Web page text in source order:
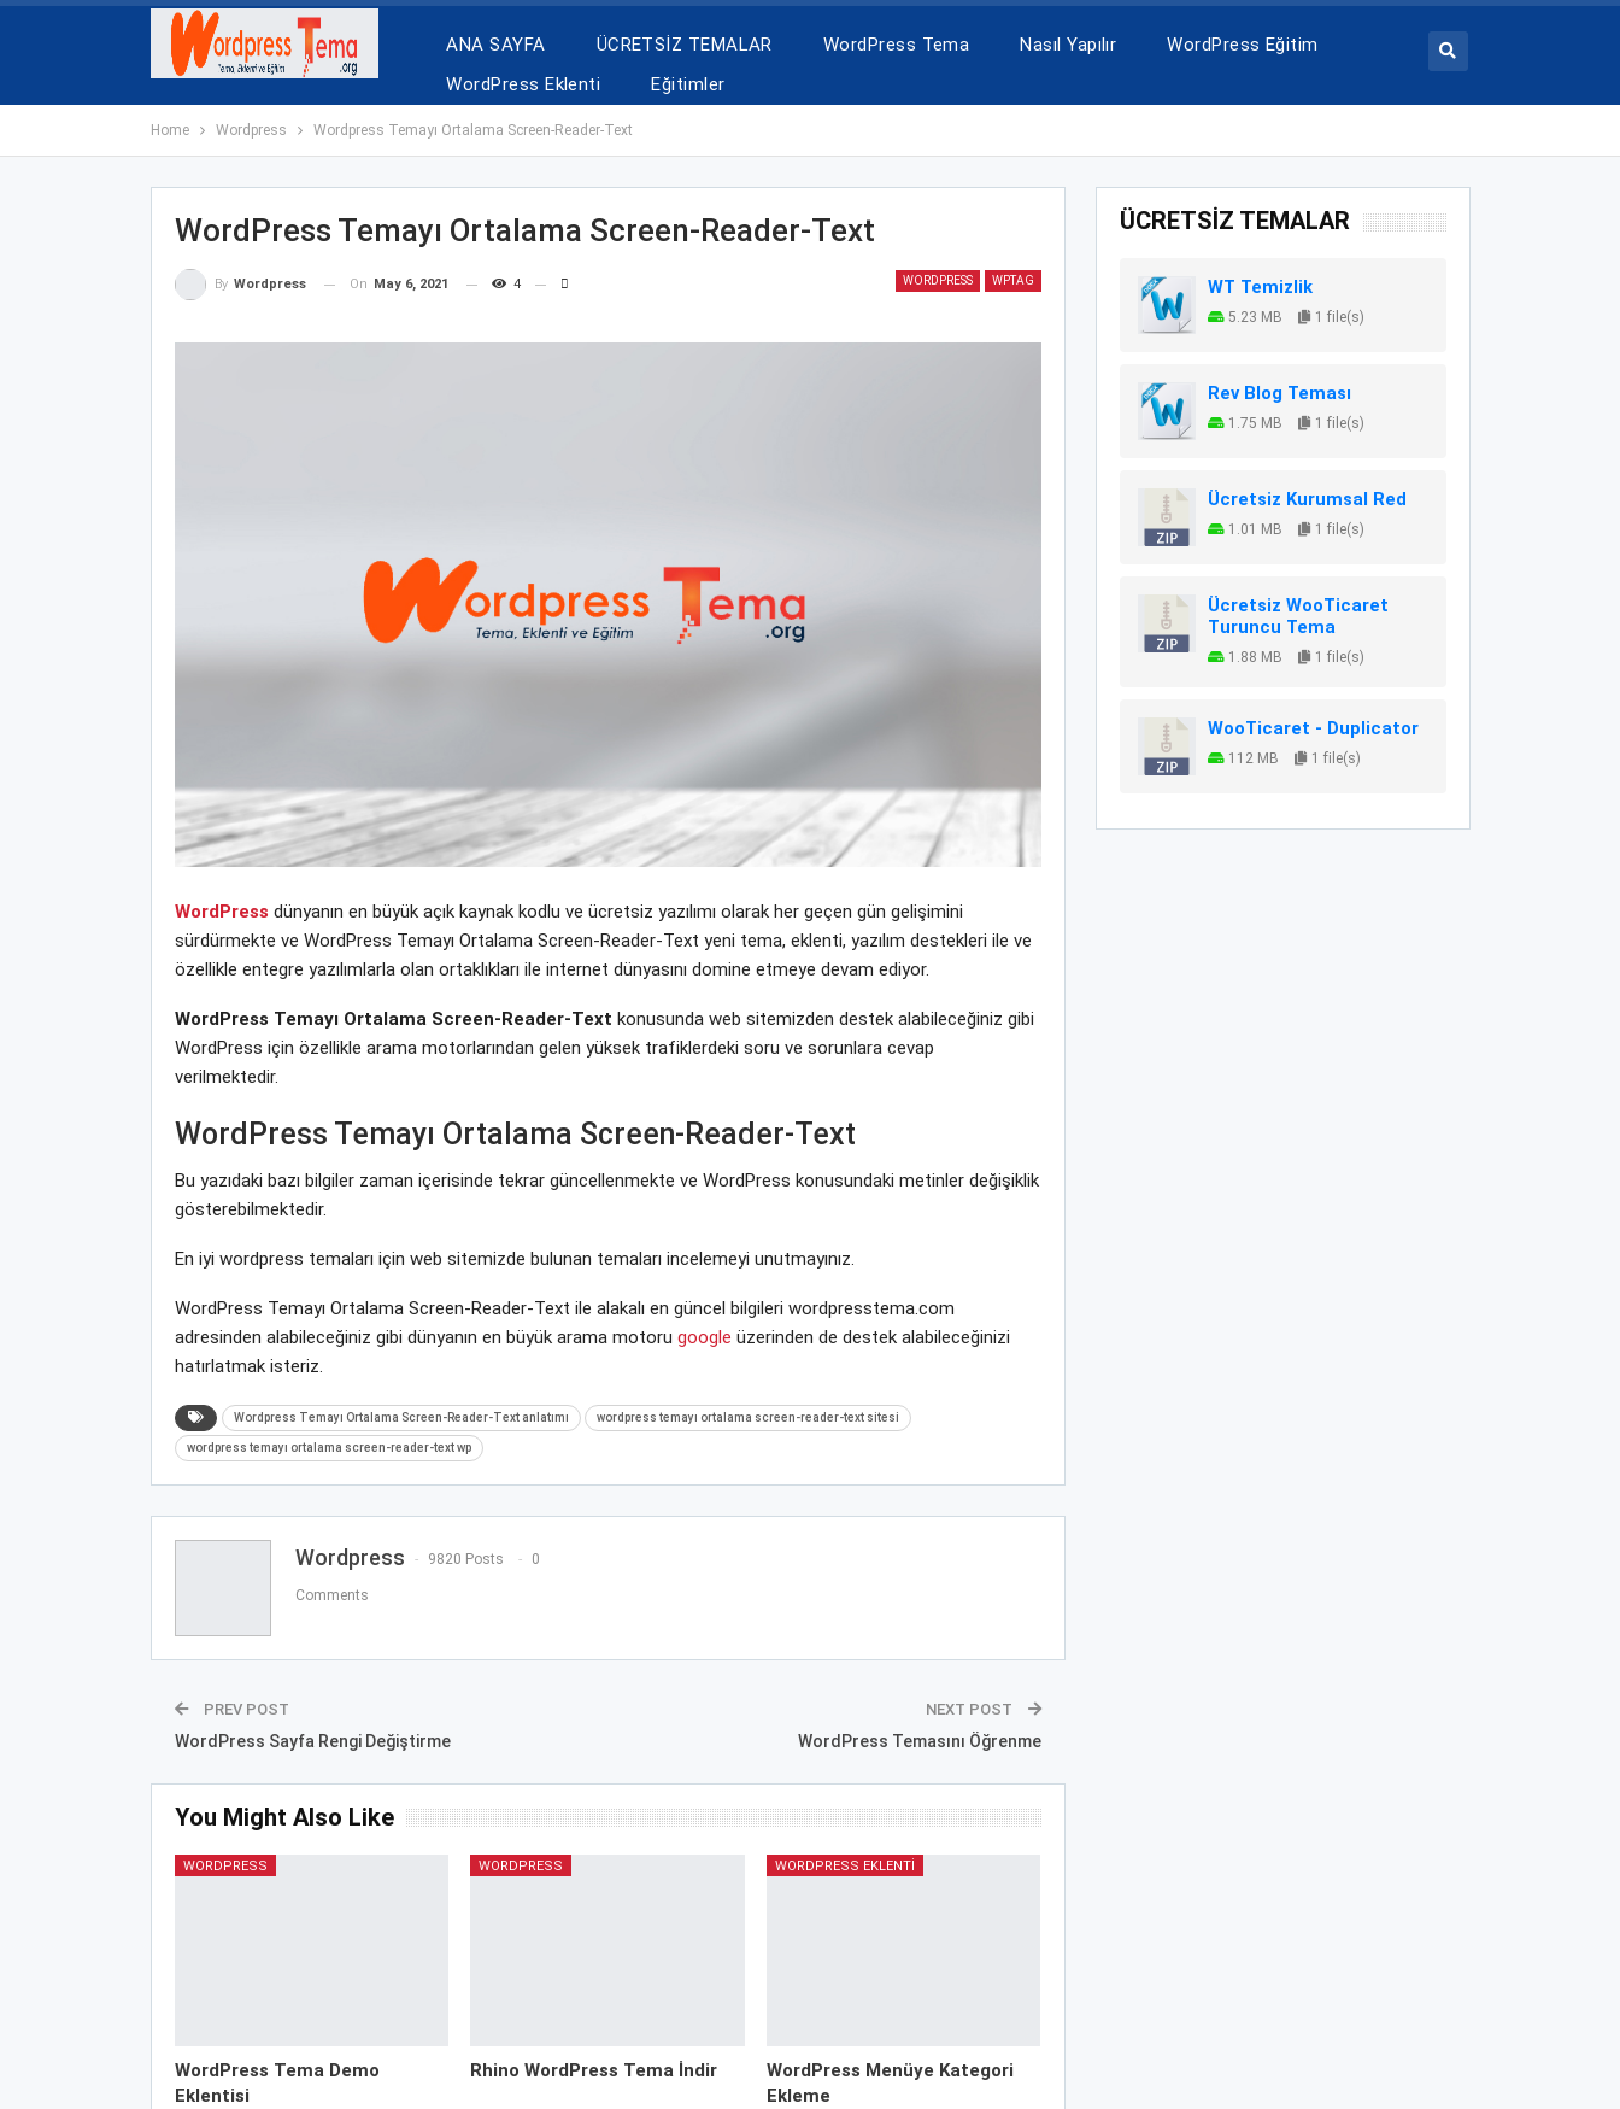
ANA SAYFA ÜCRETSİZ TEMALAR WordPress Tema Nasıl Yapılır
WordPress Eğitim
WordPress Eklenti
Eğitimler
Home Wordpress Wordpress Temayı Ortalama Screen-Reader-Text
WordPress Temayı Ortalama Screen-Reader-Text
WORDPRESS WPTAG
By Wordpress On May 6, 2021 4
WordPress dünyanın en büyük açık kaynak kodlu ve ücretsiz yazılımı olarak her geçen gün gelişimini
sürdürmekte ve WordPress Temayı Ortalama Screen-Reader-Text yeni tema, eklenti, yazılım destekleri ile ve
özellikle entegre yazılımlarla olan ortaklıkları ile internet dünyasını domine etmeye devam ediyor.
WordPress Temayı Ortalama Screen-Reader-Text konusunda web sitemizden destek alabileceğiniz gibi
WordPress için özellikle arama motorlarından gelen yüksek trafiklerdeki soru ve sorunlara cevap
verilmektedir.
WordPress Temayı Ortalama Screen-Reader-Text
Bu yazıdaki bazı bilgiler zaman içerisinde tekrar güncellenmekte ve WordPress konusundaki metinler değişiklik
gösterebilmektedir.
En iyi wordpress temaları için web sitemizde bulunan temaları incelemeyi unutmayınız.
WordPress Temayı Ortalama Screen-Reader-Text ile alakalı en güncel bilgileri wordpresstema.com
adresinden alabileceğiniz gibi dünyanın en büyük arama motoru google üzerinden de destek alabileceğinizi
hatırlatmak isteriz.
Wordpress Temayı Ortalama Screen-Reader-Text anlatımı wordpress temayı ortalama screen-reader-text sitesi
wordpress temayı ortalama screen-reader-text wp
Wordpress 9820 Posts 0
Comments
PREV POST
WordPress Sayfa Rengi Değiştirme
NEXT POST
WordPress Temasını Öğrenme
You Might Also Like
WORDPRESS
WordPress Tema Demo
Eklentisi
WORDPRESS
Rhino WordPress Tema İndir
WORDPRESS EKLENTI
WordPress Menüye Kategori
Ekleme
ÜCRETSİZ TEMALAR
WT Temizlik
5.23 MB 1 file(s)
Rev Blog Teması
1.75 MB 1 file(s)
Ücretsiz Kurumsal Red
1.01 MB 1 file(s)
Ücretsiz WooTicaret
Turuncu Tema
1.88 MB 1 file(s)
WooTicaret - Duplicator
112 MB 1 file(s)